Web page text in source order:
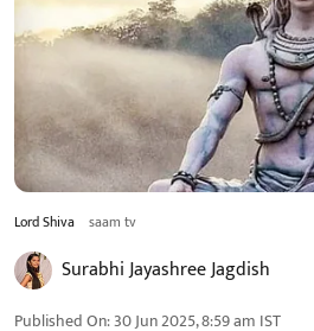
Lord Shiva saam tv
Surabhi Jayashree Jagdish
Published On:30 Jun 2025, 8:59 am IST